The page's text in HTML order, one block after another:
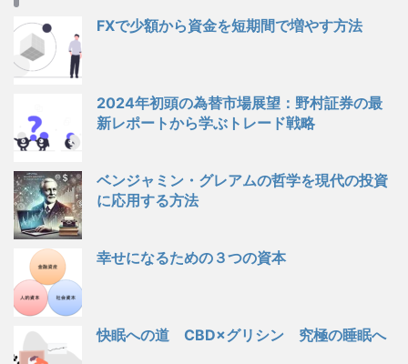
FXで少額から資金を短期間で増やす方法
2024年初頭の為替市場展望：野村証券の最
新レポートから学ぶトレード戦略
ベンジャミン・グレアムの哲学を現代の投資
に応用する方法
幸せになるための３つの資本
快眠への道 CBD×グリシン 究極の睡眠へ